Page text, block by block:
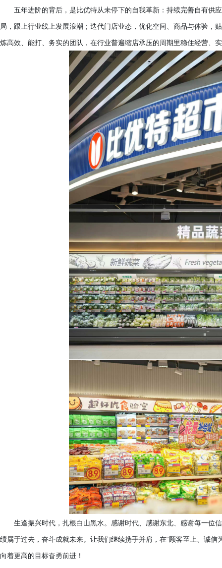
五年进阶的背后，是比优特从未停下的自我革新：持续完善自有供
局，跟上行业线上发展浪潮；迭代门店业态，优化空间、商品与体验，
炼高效、能打、务实的团队，在行业普遍缩店承压的周期里稳住经营、
生逢振兴时代，扎根白山黑水。感谢时代、感谢东北、感谢每一位
绩属于过去，奋斗成就未来。让我们继续携手并肩，在“顾客至上、诚信
向着更高的目标奋勇前进！